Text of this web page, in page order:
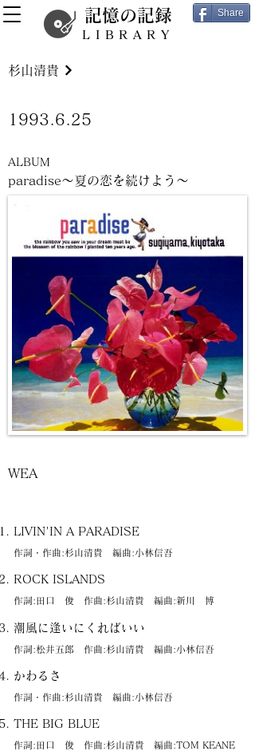
記憶の記録
LIBRARY
Share
paradise～夏の恋を続けよう～
LIVIN'IN A PARADISE
作詞・作曲:杉山清貴 編曲:小林信吾
ROCK ISLANDS
作詞:田口 俊 作曲:杉山清貴 編曲:新川 博
潮風に逢いにくればいい
作詞:松井五郎 作曲:杉山清貴 編曲:小林信吾
かわるさ
作詞・作曲:杉山清貴 編曲:小林信吾
THE BIG BLUE
作詞:田口 俊 作曲:杉山清貴 編曲:TOM KEANE
杉山清貴
1993.6.25
ALBUM
WEA